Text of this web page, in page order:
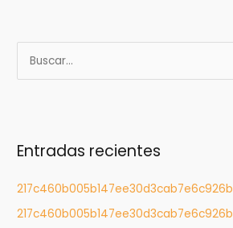
u
a
:
Entradas recientes
217c460b005b147ee30d3cab7e6c926b
217c460b005b147ee30d3cab7e6c926b